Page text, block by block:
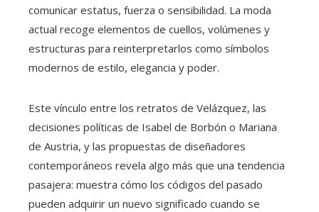
comunicar estatus, fuerza o sensibilidad. La moda
actual recoge elementos de cuellos, volúmenes y
estructuras para reinterpretarlos como símbolos
modernos de estilo, elegancia y poder.
Este vínculo entre los retratos de Velázquez, las
decisiones políticas de Isabel de Borbón o Mariana
de Austria, y las propuestas de diseñadores
contemporáneos revela algo más que una tendencia
pasajera: muestra cómo los códigos del pasado
pueden adquirir un nuevo significado cuando se